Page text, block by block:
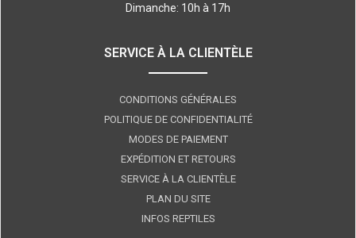
Dimanche: 10h à 17h
SERVICE À LA CLIENTÈLE
CONDITIONS GÉNÉRALES
POLITIQUE DE CONFIDENTIALITÉ
MODES DE PAIEMENT
EXPÉDITION ET RETOURS
SERVICE À LA CLIENTÈLE
PLAN DU SITE
INFOS REPTILES